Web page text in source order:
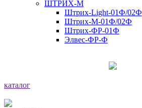
ШТРИХ-М
Штрих-Light-01Ф/02Ф
Штрих-М-01Ф/02Ф
Штрих-ФР-01Ф
Элвес-ФР-Ф
каталог